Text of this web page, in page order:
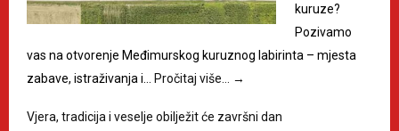
kuruze?
Pozivamo
vas na otvorenje Međimurskog kuruznog labirinta – mjesta
zabave, istraživanja i…
Pročitaj više… →
Vjera, tradicija i veselje obilježit će završni dan